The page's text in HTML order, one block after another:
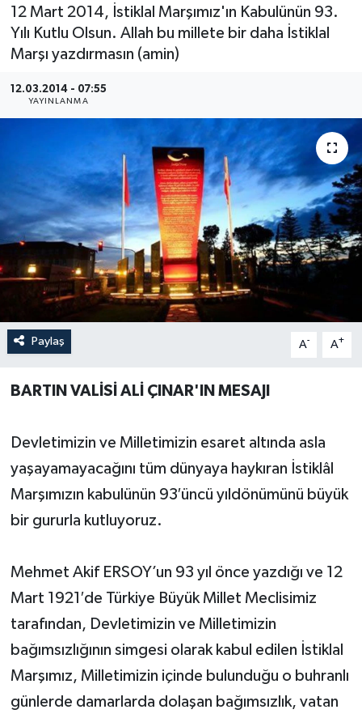
12 Mart 2014, İstiklal Marşımız'ın Kabulünün 93.
Yılı Kutlu Olsun. Allah bu millete bir daha İstiklal
Marşı yazdırmasın (amin)
12.03.2014 - 07:55
YAYINLANMA
Paylaş A- A+
BARTIN VALİSİ ALİ ÇINAR'IN MESAJI
Devletimizin ve Milletimizin esaret altında asla
yaşayamayacağını tüm dünyaya haykıran İstiklâl
Marşımızın kabulünün 93′üncü yıldönümünü büyük
bir gururla kutluyoruz.
Mehmet Akif ERSOY’un 93 yıl önce yazdığı ve 12
Mart 1921′de Türkiye Büyük Millet Meclisimiz
tarafından, Devletimizin ve Milletimizin
bağımsızlığının simgesi olarak kabul edilen İstiklal
Marşımız, Milletimizin içinde bulunduğu o buhranlı
günlerde damarlarda dolaşan bağımsızlık, vatan
Sağlık
Sinema
Siyaset
Spor
Tarım
Turizm
Yaşam